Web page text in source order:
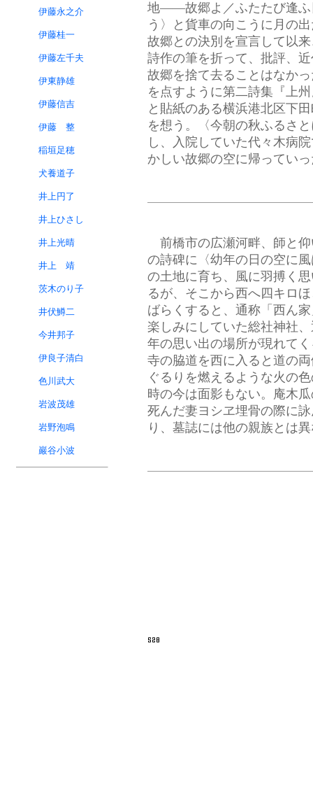
地——故郷よ／ふたたび逢
う〉と貨車の向こうに月の
故郷との決別を宣言して以
詩作の筆を折って、批評、
故郷を捨て去ることはなか
を点すように第二詩集『上
と貼紙のある横浜港北区下
を想う。〈今朝の秋ふるさ
し、入院していた代々木病
かしい故郷の空に帰ってい
前橋市の広瀬河畔、師と
の詩碑に〈幼年の日の空に
の土地に育ち、風に羽搏く
るが、そこから西へ四キロ
ばらくすると、通称「西ん
楽しみにしていた総社神社
年の思い出の場所が現れて
寺の脇道を西に入ると道の
ぐるりを燃えるような火の
時の今は面影もない。庵木
死んだ妻ヨシヱ埋骨の際に
り、墓誌には他の親族とは
伊藤永之介
伊藤桂一
伊藤左千夫
伊東静雄
伊藤信吉
伊藤 整
稲垣足穂
犬養道子
井上円了
井上ひさし
井上光晴
井上 靖
茨木のり子
井伏鱒二
今井邦子
伊良子清白
色川武大
岩波茂雄
岩野泡鳴
巖谷小波